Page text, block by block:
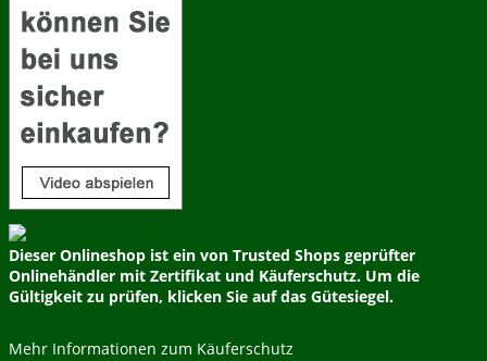
Dieser Onlineshop ist ein von Trusted Shops geprüfter
Onlinehändler mit Zertifikat und Käuferschutz. Um die
Gültigkeit zu prüfen, klicken Sie auf das Gütesiegel.
Mehr Informationen zum Käuferschutz